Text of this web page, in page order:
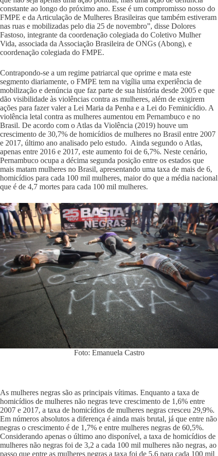
constante ao longo do próximo ano. Esse é um compromisso nosso do
FMPE e da Articulação de Mulheres Brasileiras que também estiveram
nas ruas e mobilizadas pelo dia 25 de novembro”, disse Dolores
Fastoso, integrante da coordenação colegiada do Coletivo Mulher
Vida, associada da Associação Brasileira de ONGs (Abong), e
coordenação colegiada do FMPE.
Contrapondo-se a um regime patriarcal que oprime e mata este
segmento diariamente, o FMPE tem na vigília uma experiência de
mobilização e denúncia que faz parte de sua história desde 2005 e que
dão visibilidade às violências contra as mulheres, além de exigirem
ações para fazer valer a Lei Maria da Penha e a Lei do Feminicídio. A
violência letal contra as mulheres aumentou em Pernambuco e no
Brasil. De acordo com o Atlas da Violência (2019) houve um
crescimento de 30,7% de homicídios de mulheres no Brasil entre 2007
e 2017, último ano analisado pelo estudo. Ainda segundo o Atlas,
apenas entre 2016 e 2017, este aumento foi de 6,7%. Neste cenário,
Pernambuco ocupa a décima segunda posição entre os estados que
mais matam mulheres no Brasil, apresentando uma taxa de mais de 6,
homicídios para cada 100 mil mulheres, maior do que a média nacional
que é de 4,7 mortes para cada 100 mil mulheres.
Foto: Emanuela Castro
As mulheres negras são as principais vítimas. Enquanto a taxa de
homicídios de mulheres não negras teve crescimento de 1,6% entre
2007 e 2017, a taxa de homicídios de mulheres negras cresceu 29,9%.
Em números absolutos a diferença é ainda mais brutal, já que entre não
negras o crescimento é de 1,7% e entre mulheres negras de 60,5%.
Considerando apenas o último ano disponível, a taxa de homicídios de
mulheres não negras foi de 3,2 a cada 100 mil mulheres não negras, ao
passo que entre as mulheres negras a taxa foi de 5,6 para cada 100 mil